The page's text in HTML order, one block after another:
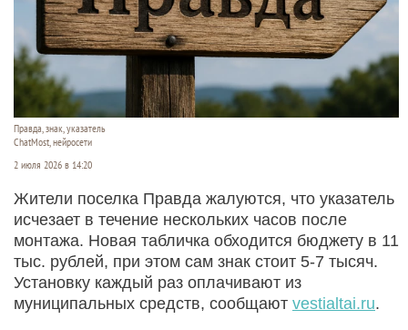
Правда, знак, указатель
ChatMost, нейросети
2 июля 2026 в 14:20
Жители поселка Правда жалуются, что указатель
исчезает в течение нескольких часов после
монтажа. Новая табличка обходится бюджету в 11
тыс. рублей, при этом сам знак стоит 5-7 тысяч.
Установку каждый раз оплачивают из
муниципальных средств, сообщают vestialtai.ru.